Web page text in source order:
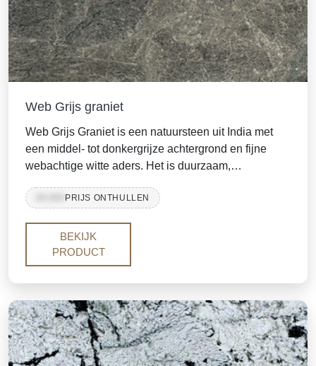
Web Grijs graniet
Web Grijs Graniet is een natuursteen uit India met
een middel- tot donkergrijze achtergrond en fijne
webachtige witte aders. Het is duurzaam,
keukenbladen, vloeren, trappen, wandbekleding en
consistente grijze uitstraling vereist is.
PRIJS ONTHULLEN
BEKIJK
PRODUCT